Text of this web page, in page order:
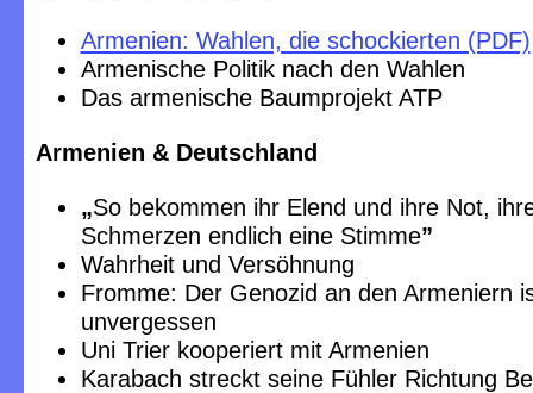
Armenien: Wahlen, die schockierten (PDF)
Armenische Politik nach den Wahlen
Das armenische Baumprojekt ATP
Armenien & Deutschland
„So bekommen ihr Elend und ihre Not,
Schmerzen endlich eine Stimme”
Wahrheit und Versöhnung
Fromme: Der Genozid an den Armeniern
unvergessen
Uni Trier kooperiert mit Armenien
Karabach streckt seine Fühler Richtung